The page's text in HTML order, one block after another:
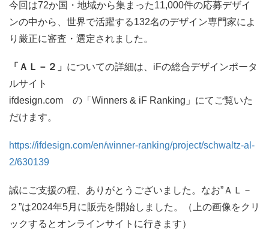
今回は72か国・地域から集まった11,000件の応募デザイ
ンの中から、世界で活躍する132名のデザイン専門家によ
り厳正に審査・選定されました。
「ＡＬ－２ 」 についての詳細は、iFの総合デザインポータ
ルサイト
ifdesign.com の「Winners & iF Ranking」にてご覧いた
だけます。
https://ifdesign.com/en/winner-ranking/project/schwaltz-al-
2/630139
誠にご支援の程、ありがとうございました。なお”ＡＬ－
２”は2024年5月に販売を開始しました。（上の画像をクリ
ックするとオンラインサイトに行きます）